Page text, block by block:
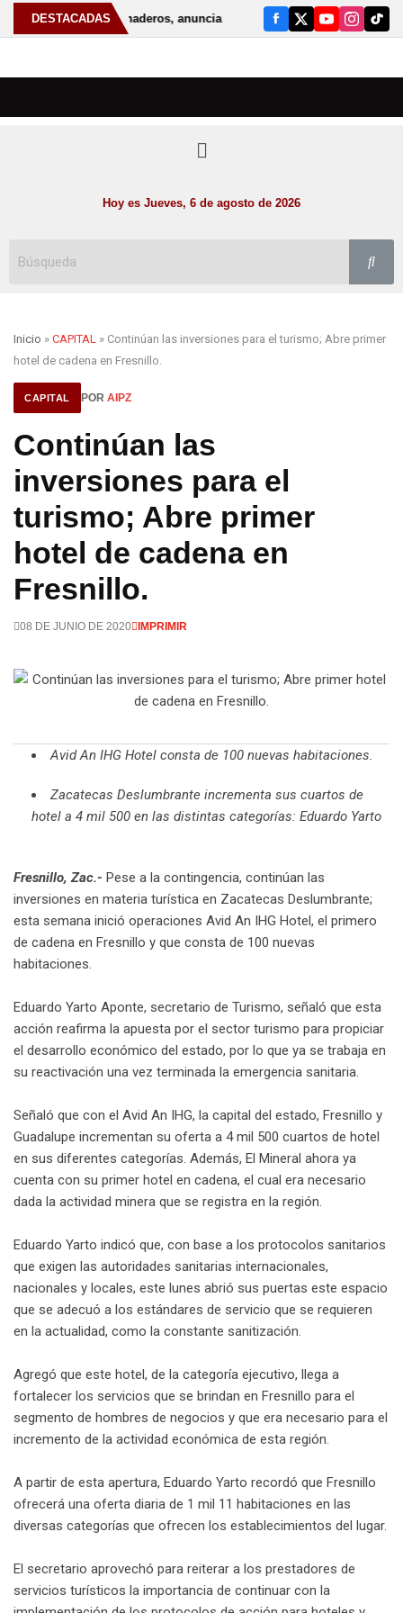
DESTACADAS
y ganaderos, anuncia Gobernador David Monreal nueva
Hoy es Jueves, 6 de agosto de 2026
Inicio » CAPITAL » Continúan las inversiones para el turismo; Abre primer
hotel de cadena en Fresnillo.
CAPITAL POR AIPZ
Continúan las
inversiones para el
turismo; Abre primer
hotel de cadena en
Fresnillo.
08 DE JUNIO DE 2020 IMPRIMIR
Avid An IHG Hotel consta de 100 nuevas habitaciones.
Zacatecas Deslumbrante incrementa sus cuartos de
hotel a 4 mil 500 en las distintas categorías: Eduardo Yarto
Fresnillo, Zac.- Pese a la contingencia, continúan las
inversiones en materia turística en Zacatecas Deslumbrante;
esta semana inició operaciones Avid An IHG Hotel, el primero
de cadena en Fresnillo y que consta de 100 nuevas
habitaciones.
Eduardo Yarto Aponte, secretario de Turismo, señaló que esta
acción reafirma la apuesta por el sector turismo para propiciar
el desarrollo económico del estado, por lo que ya se trabaja en
su reactivación una vez terminada la emergencia sanitaria.
Señaló que con el Avid An IHG, la capital del estado, Fresnillo y
Guadalupe incrementan su oferta a 4 mil 500 cuartos de hotel
en sus diferentes categorías. Además, El Mineral ahora ya
cuenta con su primer hotel en cadena, el cual era necesario
dada la actividad minera que se registra en la región.
Eduardo Yarto indicó que, con base a los protocolos sanitarios
que exigen las autoridades sanitarias internacionales,
nacionales y locales, este lunes abrió sus puertas este espacio
que se adecuó a los estándares de servicio que se requieren
en la actualidad, como la constante sanitización.
Agregó que este hotel, de la categoría ejecutivo, llega a
fortalecer los servicios que se brindan en Fresnillo para el
segmento de hombres de negocios y que era necesario para el
incremento de la actividad económica de esta región.
A partir de esta apertura, Eduardo Yarto recordó que Fresnillo
ofrecerá una oferta diaria de 1 mil 11 habitaciones en las
diversas categorías que ofrecen los establecimientos del lugar.
El secretario aprovechó para reiterar a los prestadores de
servicios turísticos la importancia de continuar con la